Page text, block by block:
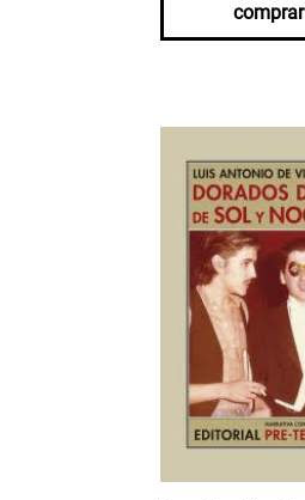
comprar